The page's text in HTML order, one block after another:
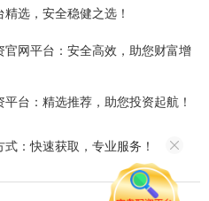
选，安全稳健之选！
网平台：安全高效，助您财富增
台：精选推荐，助您投资起航！
：快速获取，专业服务！